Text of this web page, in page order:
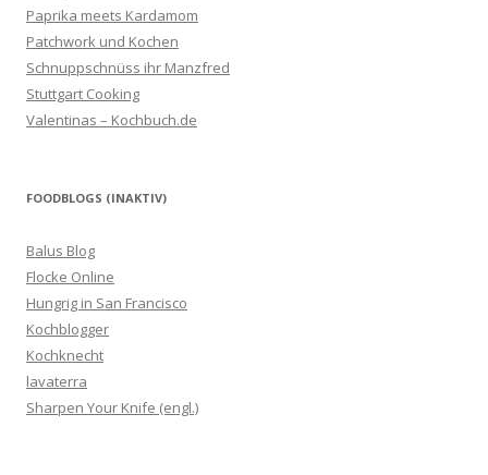
Paprika meets Kardamom
Patchwork und Kochen
Schnuppschnüss ihr Manzfred
Stuttgart Cooking
Valentinas – Kochbuch.de
FOODBLOGS (INAKTIV)
Balus Blog
Flocke Online
Hungrig in San Francisco
Kochblogger
Kochknecht
lavaterra
Sharpen Your Knife (engl.)